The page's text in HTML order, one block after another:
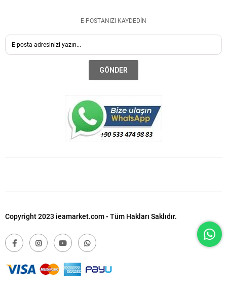
E-POSTANIZI KAYDEDİN
GÖNDER
Copyright 2023 ieamarket.com - Tüm Hakları Saklıdır.